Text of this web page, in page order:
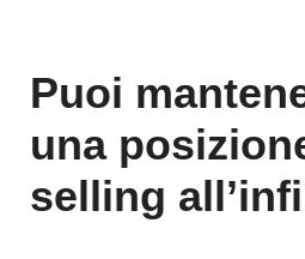
Puoi
una
selling